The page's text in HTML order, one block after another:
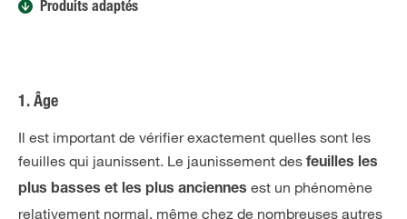
Produits adaptés
1. Âge
Il est important de vérifier exactement quelles sont les
feuilles qui jaunissent. Le jaunissement des feuilles les
plus basses et les plus anciennes est un phénomène
relativement normal, même chez de nombreuses autres